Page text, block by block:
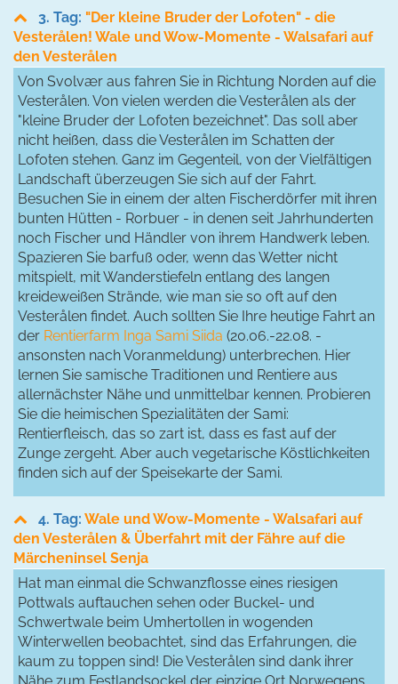
3. Tag: "Der kleine Bruder der Lofoten" - die
Vesterålen! Wale und Wow-Momente - Walsafari auf
den Vesterålen
Von Svolvær aus fahren Sie in Richtung Norden auf die
Vesterålen. Von vielen werden die Vesterålen als der
"kleine Bruder der Lofoten bezeichnet". Das soll aber
nicht heißen, dass die Vesterålen im Schatten der
Lofoten stehen. Ganz im Gegenteil, von der Vielfältigen
Landschaft überzeugen Sie sich auf der Fahrt.
Besuchen Sie in einem der alten Fischerdörfer mit ihren
bunten Hütten - Rorbuer - in denen seit Jahrhunderten
noch Fischer und Händler von ihrem Handwerk leben.
Spazieren Sie barfuß oder, wenn das Wetter nicht
mitspielt, mit Wanderstiefeln entlang des langen
kreideweißen Strände, wie man sie so oft auf den
Vesterålen findet. Auch sollten Sie Ihre heutige Fahrt an
der Rentierfarm Inga Sami Siida (20.06.-22.08. -
ansonsten nach Voranmeldung) unterbrechen. Hier
lernen Sie samische Traditionen und Rentiere aus
allernächster Nähe und unmittelbar kennen. Probieren
Sie die heimischen Spezialitäten der Sami:
Rentierfleisch, das so zart ist, dass es fast auf der
Zunge zergeht. Aber auch vegetarische Köstlichkeiten
finden sich auf der Speisekarte der Sami.
4. Tag: Wale und Wow-Momente - Walsafari auf
den Vesterålen & Überfahrt mit der Fähre auf die
Märcheninsel Senja
Hat man einmal die Schwanzflosse eines riesigen
Pottwals auftauchen sehen oder Buckel- und
Schwertwale beim Umhertollen in wogenden
Winterwellen beobachtet, sind das Erfahrungen, die
kaum zu toppen sind! Die Vesterålen sind dank ihrer